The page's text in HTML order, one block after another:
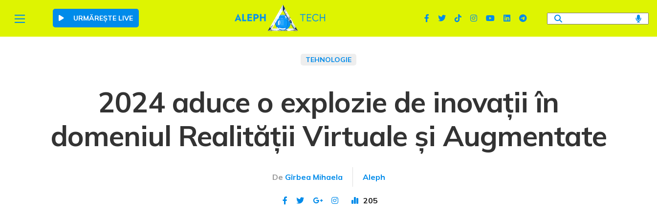
URMĂREȘTE LIVE
TEHNOLOGIE
2024 aduce o explozie de inovații în
domeniul Realității Virtuale și Augmentate
De Gîrbea Mihaela Aleph
205